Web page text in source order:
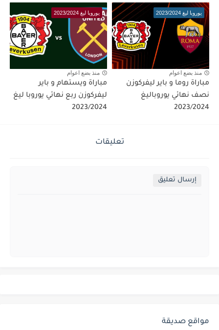
يوروبا ليغ 2023/2024
منذ بضع اعوام
مباراة روما و باير ليفركوزن
نصف نهائي يوروباليغ
2023/2024
يوروبا ليغ 2023/2024
منذ بضع اعوام
مباراة ويستهام و باير
ليفركوزن ربع نهائي يوروبا ليغ
2023/2024
تعليقات
إرسال تعليق
مواقع صديقة